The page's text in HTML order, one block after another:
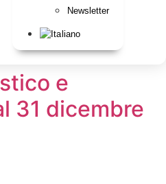
Newsletter
e
31 dicembre